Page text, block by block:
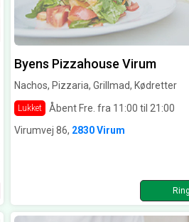
Byens Pizzahouse Virum
Nachos, Pizzaria, Grillmad, Kødretter
Lukket Åbent Fre. fra 11:00 til 21:00
Virumvej 86, 2830 Virum